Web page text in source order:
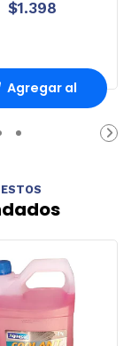
$1.398
Agregar al
Carro